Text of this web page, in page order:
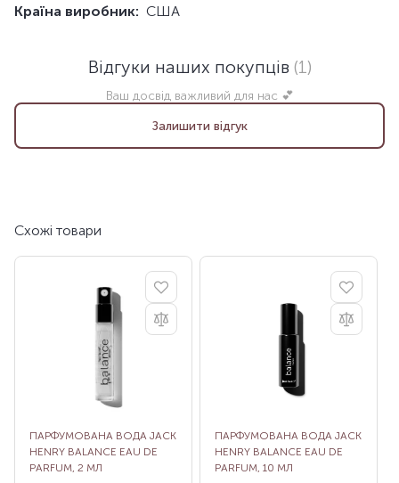
Країна виробник: США
Відгуки наших покупців (1)
Ваш досвід важливий для нас 💕
Залишити відгук
Схожі товари
ПАРФУМОВАНА ВОДА JACK
HENRY BALANCE EAU DE
PARFUM, 2 МЛ
ПАРФУМОВАНА ВОДА JACK
HENRY BALANCE EAU DE
PARFUM, 10 МЛ